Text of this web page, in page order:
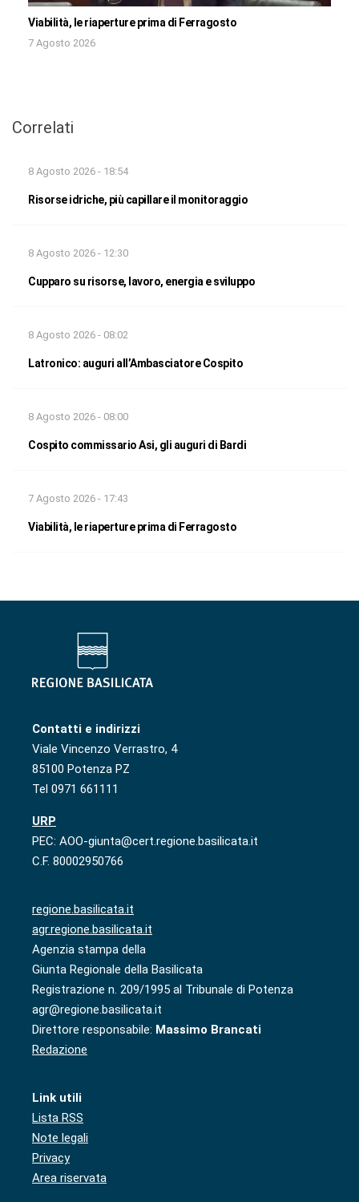
Viabilità, le riaperture prima di Ferragosto
7 Agosto 2026
Correlati
8 Agosto 2026 - 18:54
Risorse idriche, più capillare il monitoraggio
8 Agosto 2026 - 12:30
Cupparo su risorse, lavoro, energia e sviluppo
8 Agosto 2026 - 08:02
Latronico: auguri all’Ambasciatore Cospito
8 Agosto 2026 - 08:00
Cospito commissario Asi, gli auguri di Bardi
7 Agosto 2026 - 17:43
Viabilità, le riaperture prima di Ferragosto
Contatti e indirizzi
Viale Vincenzo Verrastro, 4
85100 Potenza PZ
Tel 0971 661111
URP
PEC: AOO-giunta@cert.regione.basilicata.it
C.F. 80002950766
regione.basilicata.it
agr.regione.basilicata.it
Agenzia stampa della
Giunta Regionale della Basilicata
Registrazione n. 209/1995 al Tribunale di Potenza
agr@regione.basilicata.it
Direttore responsabile: Massimo Brancati
Redazione
Link utili
Lista RSS
Note legali
Privacy
Area riservata